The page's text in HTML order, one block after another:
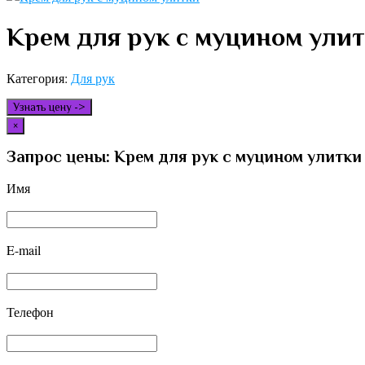
Крем для рук с муцином
Категория: Для рук
Узнать цену ->
×
Запрос цены: Крем для рук с муцином улитки
Имя
E-mail
Телефон